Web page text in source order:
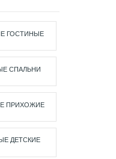
ГОСТИНЫЕ
СПАЛЬНИ
ПРИХОЖИЕ
ДЕТСКИЕ